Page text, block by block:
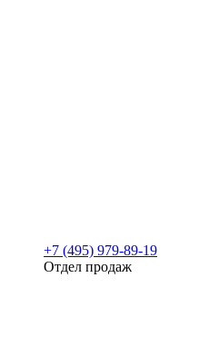
+7 (495) 979-89-19
Отдел продаж